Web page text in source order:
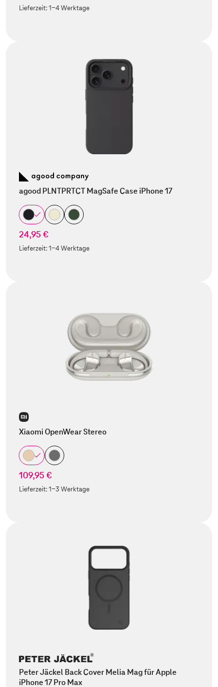
Lieferzeit:1-4 Werktage
agood PLNTPRTCT MagSafe Case iPhone 17
24,95 €
Lieferzeit:1-4 Werktage
Xiaomi OpenWear Stereo
109,95 €
Lieferzeit:1-3 Werktage
Peter Jäckel Back Cover Melia Mag für Apple
iPhone 17 Pro Max